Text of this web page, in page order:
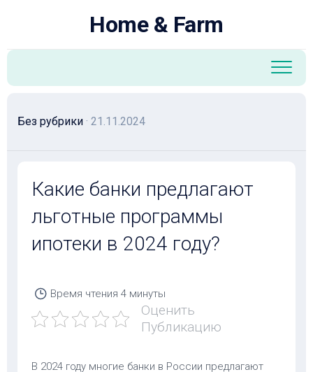
Home & Farm
Без рубрики · 21.11.2024
Какие банки предлагают
льготные программы
ипотеки в 2024 году?
Время чтения 4 минуты
Оценить
Публикацию
В 2024 году многие банки в России предлагают